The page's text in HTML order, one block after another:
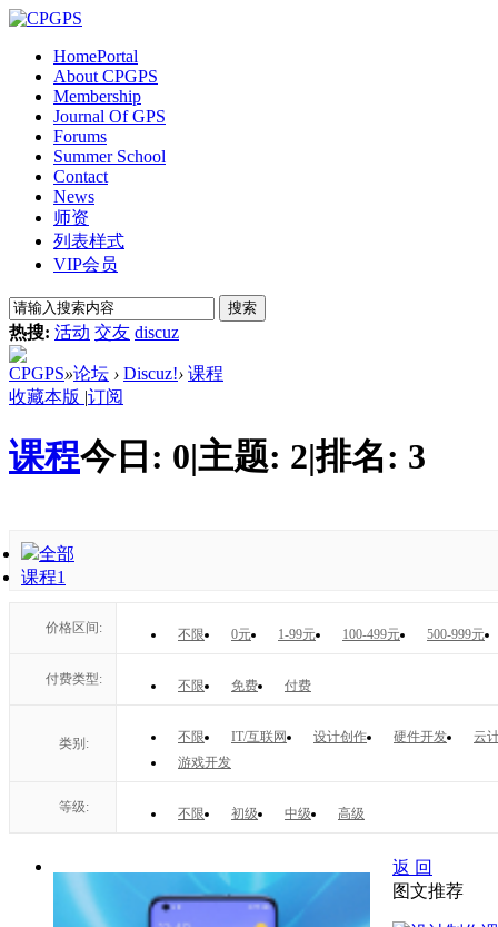
HomePortal
About CPGPS
Membership
Journal Of GPS
Forums
Summer School
Contact
News
师资
列表样式
VIP会员
搜索
热搜: 活动 交友 discuz
CPGPS»论坛 › Discuz!› 课程
收藏本版 |订阅
课程今日: 0|主题: 2|排名: 3
全部
课程1
价格区间: 不限 0元 1-99元 100-499元 500-999元
付费类型: 不限 免费 付费
类别: 不限 IT/互联网 设计创作 硬件开发
云
游戏开发
等级: 不限 初级 中级 高级
返 回
图文推荐